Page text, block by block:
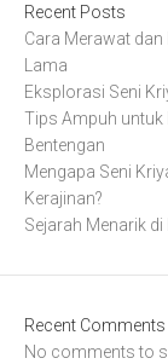
Recent Posts
Cara Merawat
Lama
Eksplorasi Seni
Tips Ampuh untuk
Bentengan
Mengapa Seni
Kerajinan?
Sejarah Menarik
Recent Comments
No comments to